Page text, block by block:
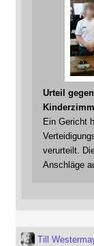
Urteil
Ein Gericht
verurteilt.
Anschläge
Till